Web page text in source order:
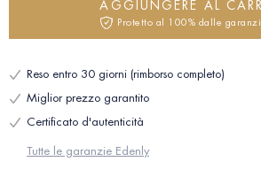
AGGIUNGERE AL
Protetto al 100% dalle
Reso entro 30 giorni (rimborso completo)
Miglior prezzo garantito
Certificato d'autenticità
Tutte le garanzie Edenly